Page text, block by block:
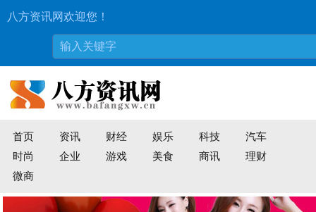
八方资讯网欢迎您！
首页 资讯 财经 娱乐 科技
汽车
时尚
企业 游戏 美食 商讯
理财
微商